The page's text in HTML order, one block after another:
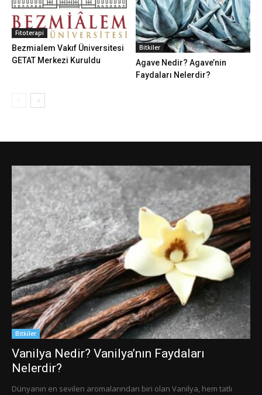
Fitoterapi
Bezmialem Vakıf Üniversitesi
GETAT Merkezi Kuruldu
Bitkiler
Agave Nedir? Agave’nin
Faydaları Nelerdir?
Bitkiler
Vanilya Nedir? Vanilya’nın Faydaları
Nelerdir?
Dünyanın en sevilen aromalarından biri olan Vanilya, hem tatlı